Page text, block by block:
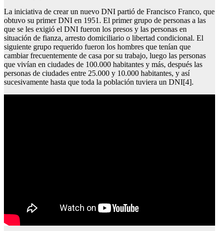
La iniciativa de crear un nuevo DNI partió de Francisco Franco, que
obtuvo su primer DNI en 1951. El primer grupo de personas a las
que se les exigió el DNI fueron los presos y las personas en
situación de fianza, arresto domiciliario o libertad condicional. El
siguiente grupo requerido fueron los hombres que tenían que
cambiar frecuentemente de casa por su trabajo, luego las personas
que vivían en ciudades de 100.000 habitantes y más, después las
personas de ciudades entre 25.000 y 10.000 habitantes, y así
sucesivamente hasta que toda la población tuviera un DNI[4].